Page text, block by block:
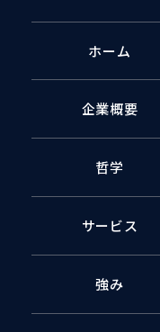
ホーム
企業概要
哲学
サービス
強み